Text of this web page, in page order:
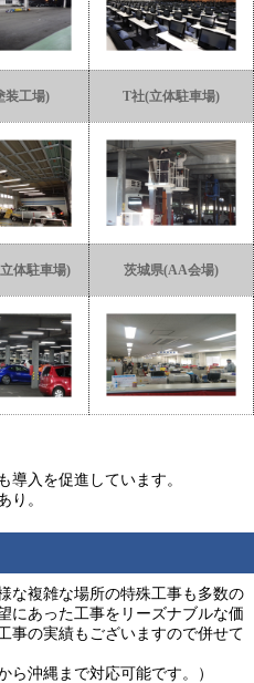
装工場) T社(立体駐車場)
体駐車場) 茨城県(AA会場)
導入を促進しています。
り。
な複雑な場所の特殊工事も多数の
にあった工事をリーズナブルな価
事の実績もございますので併せて
ら沖縄まで対応可能です。）